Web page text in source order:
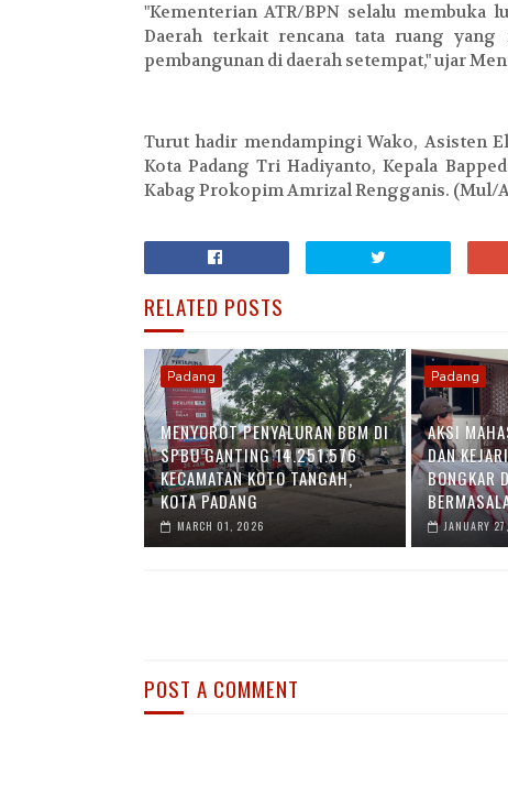
"Kementerian ATR/BPN selalu membuka
Daerah terkait rencana tata ruang yang
pembangunan di daerah setempat," ujar
Turut hadir mendampingi Wako, Asisten
Kota Padang Tri Hadiyanto, Kepala
Kabag Prokopim Amrizal Rengganis. (Mul/
RELATED POSTS
Padang
MENYOROT PENYALURAN BBM DI
SPBU GANTING 14.251.576
KECAMATAN KOTO TANGAH,
KOTA PADANG
MARCH 01, 2026
Padang
AKSI
DAN
BONGKAR
JANUARY
POST A COMMENT